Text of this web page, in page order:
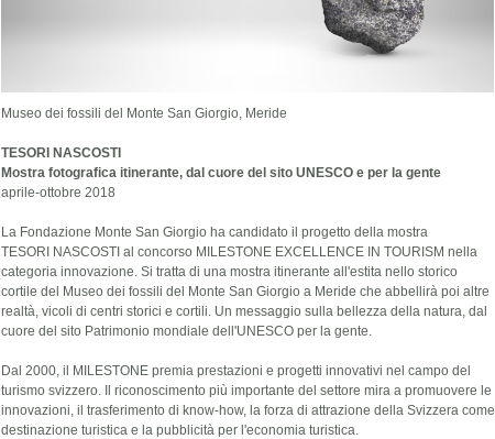
Museo dei fossili del Monte San Giorgio, Meride
TESORI NASCOSTI
Mostra fotografica itinerante, dal cuore del sito UNESCO e per la gente
aprile-ottobre 2018
La Fondazione Monte San Giorgio ha candidato il progetto della mostra
TESORI NASCOSTI al concorso MILESTONE EXCELLENCE IN TOURISM nella
categoria innovazione. Si tratta di una mostra itinerante all'estita nello storico
cortile del Museo dei fossili del Monte San Giorgio a Meride che abbellirà poi altre
realtà, vicoli di centri storici e cortili. Un messaggio sulla bellezza della natura, dal
cuore del sito Patrimonio mondiale dell'UNESCO per la gente.
Dal 2000, il MILESTONE premia prestazioni e progetti innovativi nel campo del
turismo svizzero. Il riconoscimento più importante del settore mira a promuovere le
innovazioni, il trasferimento di know-how, la forza di attrazione della Svizzera come
destinazione turistica e la pubblicità per l'economia turistica.